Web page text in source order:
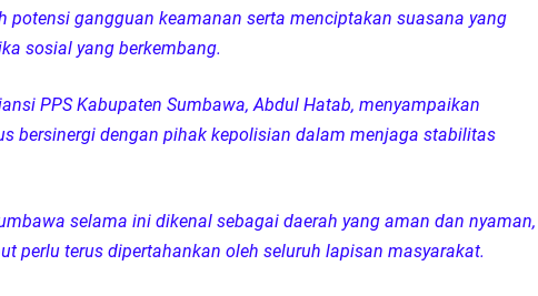
HUT ke-81 RI, Polsek Mataram Ajak Warga Kibarkan Merah Putih
HUT RI ke_81 _Kunker Kapolri Polda NTB Gelar Apel Siaga Kamtibmas Serentak
potensi gangguan keamanan serta menciptakan suasana yang
sosial yang berkembang.
PPS Kabupaten Sumbawa, Abdul Hatab, menyampaikan
bersinergi dengan pihak kepolisian dalam menjaga stabilitas
selama ini dikenal sebagai daerah yang aman dan nyaman,
perlu terus dipertahankan oleh seluruh lapisan masyarakat.